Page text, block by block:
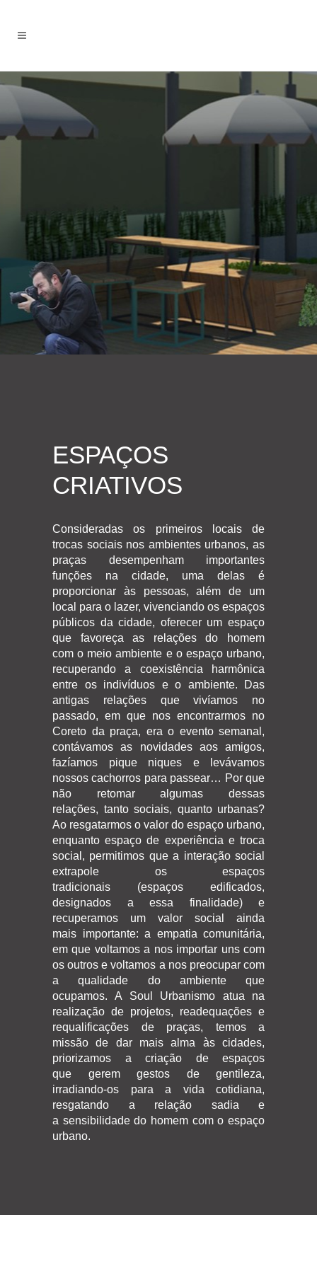
ESPAÇOS
CRIATIVOS
Consideradas os primeiros locais de
trocas sociais nos ambientes urbanos, as
praças desempenham importantes
funções na cidade, uma delas é
proporcionar às pessoas, além de um
local para o lazer, vivenciando os espaços
públicos da cidade, oferecer um espaço
que favoreça as relações do homem
com o meio ambiente e o espaço urbano,
recuperando a coexistência harmônica
entre os indivíduos e o ambiente. Das
antigas relações que vivíamos no
passado, em que nos encontrarmos no
Coreto da praça, era o evento semanal,
contávamos as novidades aos amigos,
fazíamos pique niques e levávamos
nossos cachorros para passear… Por que
não retomar algumas dessas
relações, tanto sociais, quanto urbanas?
Ao resgatarmos o valor do espaço urbano,
enquanto espaço de experiência e troca
social, permitimos que a interação social
extrapole os espaços
tradicionais (espaços edificados,
designados a essa finalidade) e
recuperamos um valor social ainda
mais importante: a empatia comunitária,
em que voltamos a nos importar uns com
os outros e voltamos a nos preocupar com
a qualidade do ambiente que
ocupamos. A Soul Urbanismo atua na
realização de projetos, readequações e
requalificações de praças, temos a
missão de dar mais alma às cidades,
priorizamos a criação de espaços
que gerem gestos de gentileza,
irradiando-os para a vida cotidiana,
resgatando a relação sadia e
a sensibilidade do homem com o espaço
urbano.